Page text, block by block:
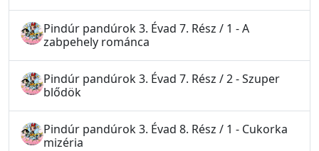
Pindúr pandúrok 3. Évad 7. Rész / 1 - A
zabpehely románca
Pindúr pandúrok 3. Évad 7. Rész / 2 - Szuper
blődök
Pindúr pandúrok 3. Évad 8. Rész / 1 - Cukorka
mizéria